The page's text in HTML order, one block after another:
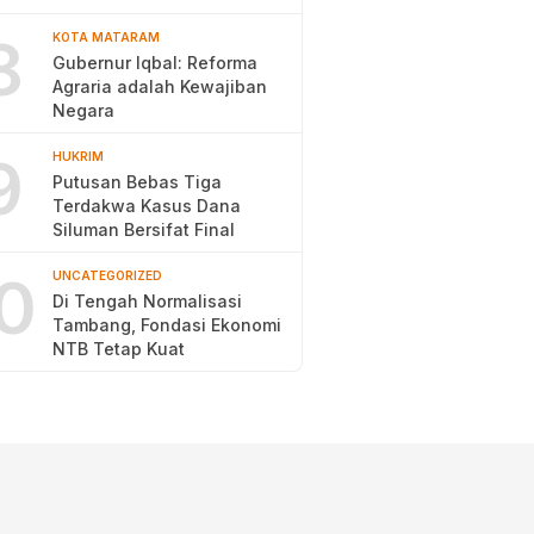
KOTA MATARAM
Gubernur Iqbal: Reforma
Agraria adalah Kewajiban
Negara
HUKRIM
Putusan Bebas Tiga
Terdakwa Kasus Dana
Siluman Bersifat Final
UNCATEGORIZED
Di Tengah Normalisasi
Tambang, Fondasi Ekonomi
NTB Tetap Kuat